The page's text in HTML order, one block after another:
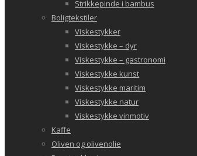
Strikkepinde i bambus
Boligtekstiler
Viskestykker
Viskestykke – dyr
Viskestykke – gastronomi
Viskestykke kunst
Viskestykke maritim
Viskestykke natur
Viskestykke vinmotiv
Kaffe
Oliven og olivenolie